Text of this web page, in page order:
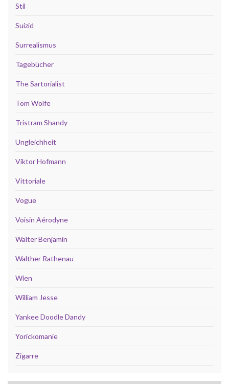
Stil
Suizid
Surrealismus
Tagebücher
The Sartorialist
Tom Wolfe
Tristram Shandy
Ungleichheit
Viktor Hofmann
Vittoriale
Vogue
Voisin Aérodyne
Walter Benjamin
Walther Rathenau
Wien
William Jesse
Yankee Doodle Dandy
Yorickomanie
Zigarre